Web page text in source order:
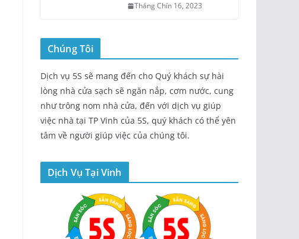
Tháng Chín 16, 2023
Chúng Tôi
Dịch vụ 5S sẽ mang đến cho Quý khách sự hài
lòng nhà cửa sạch sẽ ngăn nắp, cơm nước, cung
như trông nom nhà cửa, đến với dịch vụ giúp
việc nhà tại TP Vinh của 5S, quý khách có thể yên
tâm về người giúp việc của chúng tôi.
Dịch Vụ Tại Vinh